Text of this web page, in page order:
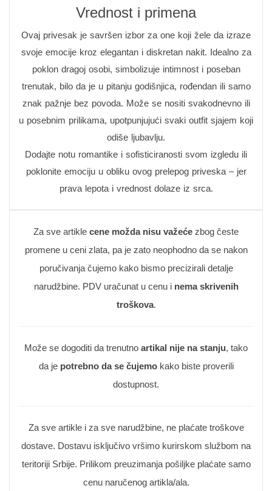
Vrednost i primena
Ovaj privesak je savršen izbor za one koji žele da izraze
svoje emocije kroz elegantan i diskretan nakit. Idealno za
poklon dragoj osobi, simbolizuje intimnost i poseban
trenutak, bilo da je u pitanju godišnjica, rođendan ili samo
znak pažnje bez povoda. Može se nositi svakodnevno ili
u posebnim prilikama, upotpunjujući svaki outfit sjajem koji
odiše ljubavlju.
Dodajte notu romantike i sofisticiranosti svom izgledu ili
poklonite emociju u obliku ovog prelepog priveska – jer
prava lepota i vrednost dolaze iz srca.
Za sve artikle cene možda nisu važeće zbog česte
promene u ceni zlata, pa je zato neophodno da se nakon
poručivanja čujemo kako bismo precizirali detalje
narudžbine. PDV uračunat u cenu i nema skrivenih
troškova.
Može se dogoditi da trenutno artikal nije na stanju, tako
da je potrebno da se čujemokako biste proverili
dostupnost.
Za sve artikle i za sve narudžbine, ne plaćate troškove
dostave. Dostavu isključivo vršimo kurirskom službom na
teritoriji Srbije. Prilikom preuzimanja pošiljke plaćate samo
cenu naručenog artikla/ala.